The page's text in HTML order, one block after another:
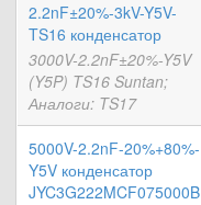
2.2nF±20%-3kV-Y5V-
TS16 конденсатор
3000V-2.2nF±20%-Y5V
(Y5P) TS16 Suntan;
Аналоги: TS17
5000V-2.2nF-20%+80%-
Y5V конденсатор
JYC3G222MCF075000B